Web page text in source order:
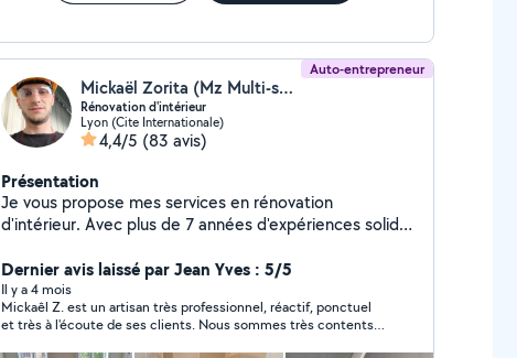
Auto-entrepreneur
Mickaël Zorita (Mz Multi-services 69)
Rénovation d'intérieur
Lyon (Cite Internationale)
4,4/5 (83 avis)
Présentation
Je vous propose mes services en rénovation
d'intérieur. Avec plus de 7 années d'expériences solide
services afin d'améliorer vos espaces de vie , vos
locaux , bureaux, domicile, etc... N'hésitez pas à me
contacter en privée pour plus d'informations. Au plaisir
de vous répondre.
Dernier avis laissé par Jean Yves : 5/5
Il y a 4 mois
Mickaêl Z. est un artisan très professionnel, réactif, ponctuel
et très à l'écoute de ses clients. Nous sommes très contents